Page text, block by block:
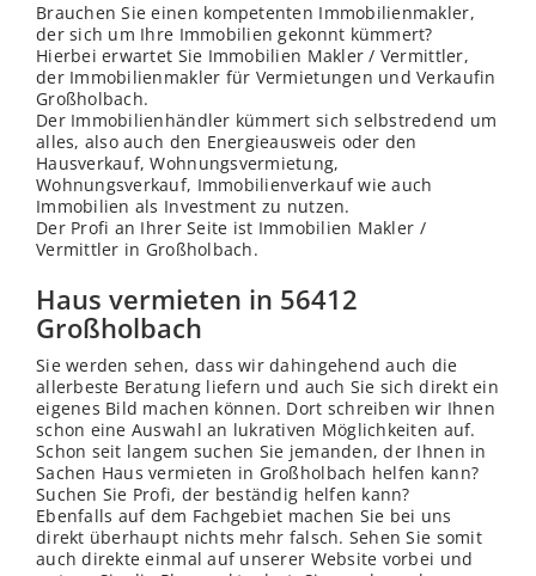
Brauchen Sie einen kompetenten Immobilienmakler,
der sich um Ihre Immobilien gekonnt kümmert?
Hierbei erwartet Sie Immobilien Makler / Vermittler,
der Immobilienmakler für Vermietungen und Verkaufin
Großholbach.
Der Immobilienhändler kümmert sich selbstredend um
alles, also auch den Energieausweis oder den
Hausverkauf, Wohnungsvermietung,
Wohnungsverkauf, Immobilienverkauf wie auch
Immobilien als Investment zu nutzen.
Der Profi an Ihrer Seite ist Immobilien Makler /
Vermittler in Großholbach.
Haus vermieten in 56412
Großholbach
Sie werden sehen, dass wir dahingehend auch die
allerbeste Beratung liefern und auch Sie sich direkt ein
eigenes Bild machen können. Dort schreiben wir Ihnen
schon eine Auswahl an lukrativen Möglichkeiten auf.
Schon seit langem suchen Sie jemanden, der Ihnen in
Sachen Haus vermieten in Großholbach helfen kann?
Suchen Sie Profi, der beständig helfen kann?
Ebenfalls auf dem Fachgebiet machen Sie bei uns
direkt überhaupt nichts mehr falsch. Sehen Sie somit
auch direkte einmal auf unserer Website vorbei und